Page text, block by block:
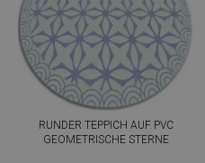
RUNDER TEPPICH AUF PVC
GEOMETRISCHE STERNE